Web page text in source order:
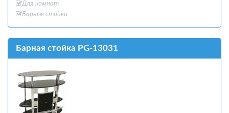
Для комнат
Барные стойки
Барная стойка PG-13031